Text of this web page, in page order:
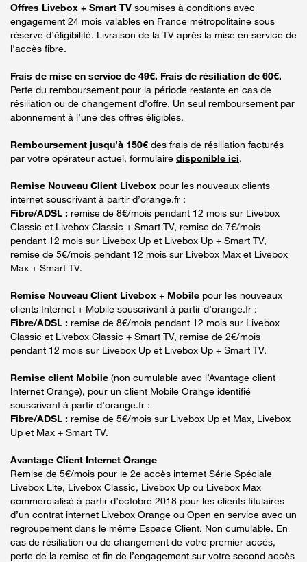
Offres Livebox + Smart TV soumises à conditions avec
engagement 24 mois valables en France métropolitaine sous
réserve d’éligibilité. Livraison de la TV après la mise en service de
l'accès fibre.
Frais de mise en service de 49€. Frais de résiliation de 60€.
Perte du remboursement pour la période restante en cas de
résiliation ou de changement d'offre. Un seul remboursement par
abonnement à l’une des offres éligibles.
Remboursement jusqu’à 150€ des frais de résiliation facturés
par votre opérateur actuel, formulaire disponible ici.
Remise Nouveau Client Livebox pour les nouveaux clients
internet souscrivant à partir d’orange.fr :
Fibre/ADSL : remise de 8€/mois pendant 12 mois sur Livebox
Classic et Livebox Classic + Smart TV, remise de 7€/mois
pendant 12 mois sur Livebox Up et Livebox Up + Smart TV,
remise de 5€/mois pendant 12 mois sur Livebox Max et Livebox
Max + Smart TV.
Remise Nouveau Client Livebox + Mobile pour les nouveaux
clients Internet + Mobile souscrivant à partir d’orange.fr :
Fibre/ADSL : remise de 8€/mois pendant 12 mois sur Livebox
Classic et Livebox Classic + Smart TV, remise de 2€/mois
pendant 12 mois sur Livebox Up et Livebox Up + Smart TV.
Remise client Mobile (non cumulable avec l’Avantage client
Internet Orange), pour un client Mobile Orange identifié
souscrivant à partir d’orange.fr :
Fibre/ADSL : remise de 5€/mois sur Livebox Up et Max, Livebox
Up et Max + Smart TV.
Avantage Client Internet Orange
Remise de 5€/mois pour le 2e accès internet Série Spéciale
Livebox Lite, Livebox Classic, Livebox Up ou Livebox Max
commercialisé à partir d’octobre 2018 pour les clients titulaires
d’un contrat internet Livebox Orange ou Open en service avec un
regroupement dans le même Espace Client. Non cumulable. En
cas de résiliation ou de changement de votre premier accès,
perte de la remise et fin de l’engagement sur votre second accès